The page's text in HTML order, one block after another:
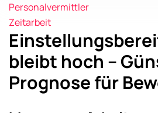
Personalvermittler
Zeitarbeit
bleibt hoch –
Prognose für